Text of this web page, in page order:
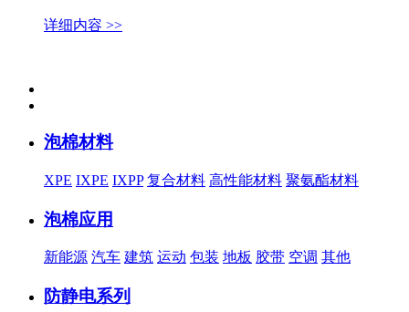
详细内容 >>
泡棉材料
XPE IXPE IXPP 复合材料 高性能材料 聚氨酯材料
泡棉应用
新能源 汽车 建筑 运动 包装 地板 胶带 空调 其他
防静电系列